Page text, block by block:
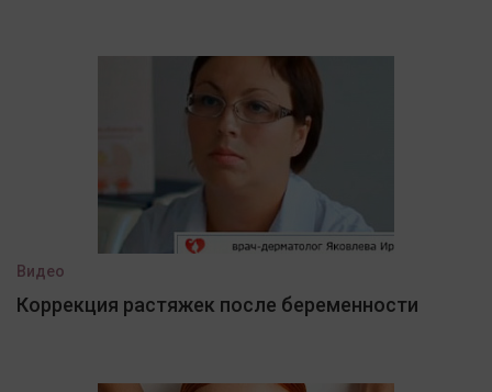
Видео
Коррекция растяжек после беременности